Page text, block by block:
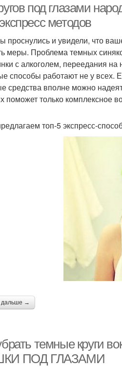
под глазами
методов
проснулись и увидели, что
меры. Проблема темных
с алкоголем, переедания
способы работают не у всех.
средства вполне можно
поможет только комплексное
топ-5 экспресс-
дальше →
темные круги
ПОД ГЛАЗАМИ